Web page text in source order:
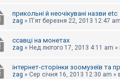
прикольні й неочікувані назви etc
zag » П'ят березня 22, 2013 12:47 am
ссавці на монетах
zag » Нед лютого 17, 2013 4:11 am »
інтернет-сторінки зоомузеїв та
zag » Сер січня 16, 2013 12:30 am »